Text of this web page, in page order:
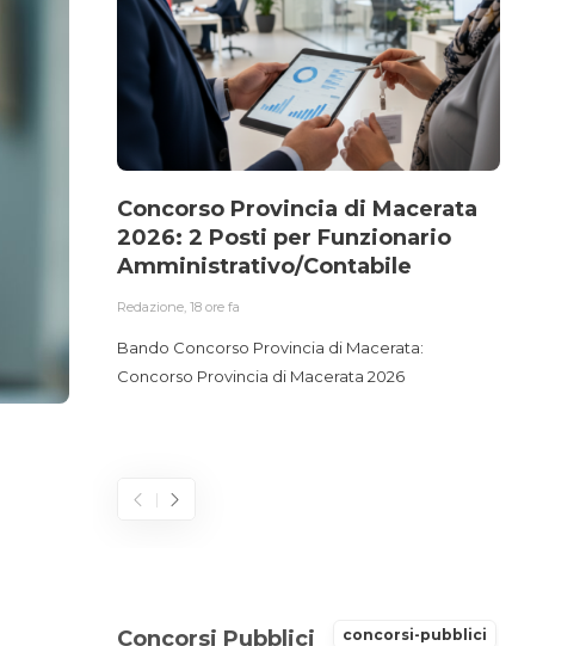
Concorso Provincia di Macerata
2026: 2 Posti per Funzionario
Amministrativo/Contabile
Redazione ,18 ore fa
Bando Concorso Provincia di Macerata:
Concorso Provincia di Macerata 2026
Concorsi Pubblici concorsi-pubblici